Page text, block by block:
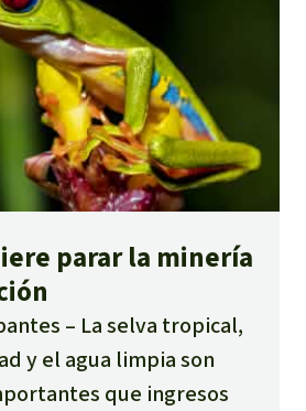
parar la minería
La selva tropical,
y el agua limpia son
que ingresos